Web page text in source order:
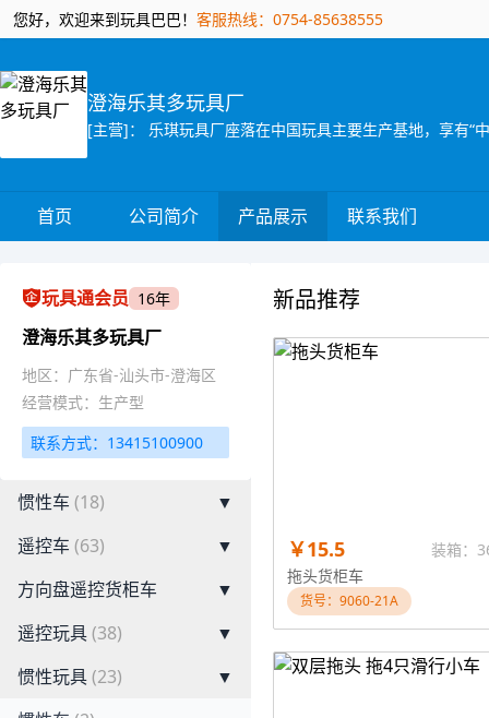
您好，欢迎来到玩具巴巴！ 客服热线：0754-85638555
澄海乐其多玩具厂
首页 公司简介 产品展示 联系我们
玩具通会员 16年
澄海乐其多玩具厂
地区：广东省-汕头市-澄海区
经营模式：生产型
联系方式：13415100900
惯性车 (18)
▼
遥控车 (63)
▼
方向盘遥控货柜车
▼
遥控玩具(38)
▼
惯性玩具(23)
▼
新品推荐
￥15.5
装箱：
拖头货柜车
货号：9060-21A